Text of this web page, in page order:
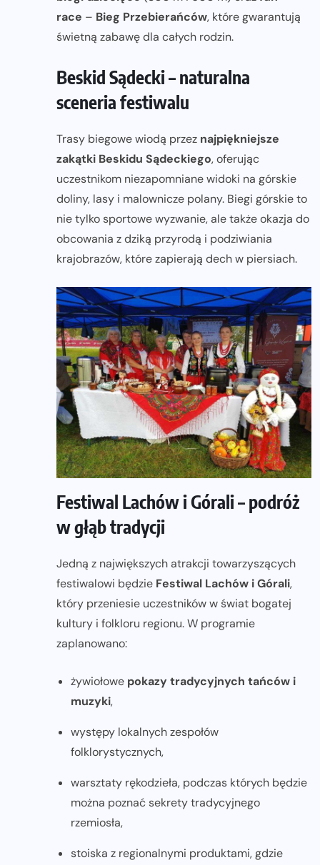
race – Bieg Przebierańców, które gwarantują
świetną zabawę dla całych rodzin.
Beskid Sądecki – naturalna
sceneria festiwalu
Trasy biegowe wiodą przez najpiękniejsze
zakątki Beskidu Sądeckiego, oferując
uczestnikom niezapomniane widoki na górskie
doliny, lasy i malownicze polany. Biegi górskie to
nie tylko sportowe wyzwanie, ale także okazja do
obcowania z dziką przyrodą i podziwiania
krajobrazów, które zapierają dech w piersiach.
Festiwal Lachów i Górali – podróż
w głąb tradycji
Jedną z największych atrakcji towarzyszących
festiwalowi będzie Festiwal Lachów i Górali,
który przeniesie uczestników w świat bogatej
kultury i folkloru regionu. W programie
zaplanowano:
żywiołowe pokazy tradycyjnych tańców i
muzyki,
występy lokalnych zespołów
folklorystycznych,
warsztaty rękodzieła, podczas których będzie
można poznać sekrety tradycyjnego
rzemiosła,
stoiska z regionalnymi produktami, gdzie